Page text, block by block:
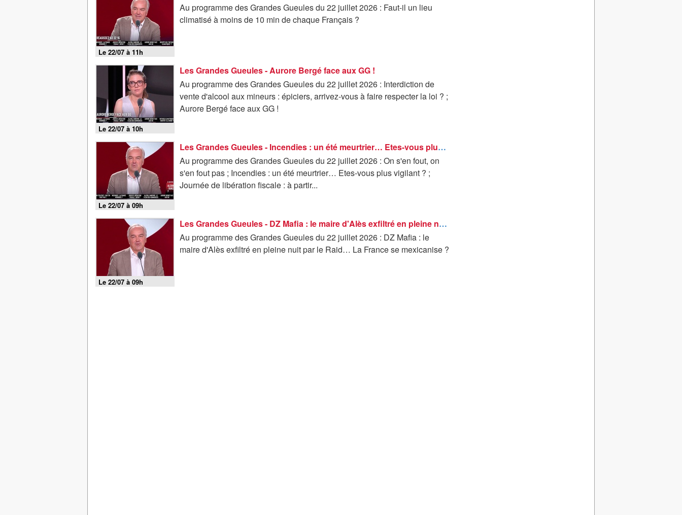
Le 22/07 à 11h
Au programme des Grandes Gueules du 22 juillet 2026 : Faut-il un lieu
climatisé à moins de 10 min de chaque Français ?
Le 22/07 à 10h
Les Grandes Gueules - Aurore Bergé face aux GG !
Au programme des Grandes Gueules du 22 juillet 2026 : Interdiction de
vente d'alcool aux mineurs : épiciers, arrivez-vous à faire respecter la loi ? ;
Aurore Bergé face aux GG !
Le 22/07 à 09h
Les Grandes Gueules - Incendies : un été meurtrier… Etes-vous plus vigilant ?
Au programme des Grandes Gueules du 22 juillet 2026 : On s'en fout, on
s'en fout pas ; Incendies : un été meurtrier… Etes-vous plus vigilant ? ;
Journée de libération fiscale : à partir...
Le 22/07 à 09h
Les Grandes Gueules - DZ Mafia : le maire d'Alès exfiltré en pleine nuit par le Raid… La France se mexicanise ?
Au programme des Grandes Gueules du 22 juillet 2026 : DZ Mafia : le
maire d'Alès exfiltré en pleine nuit par le Raid… La France se mexicanise ?